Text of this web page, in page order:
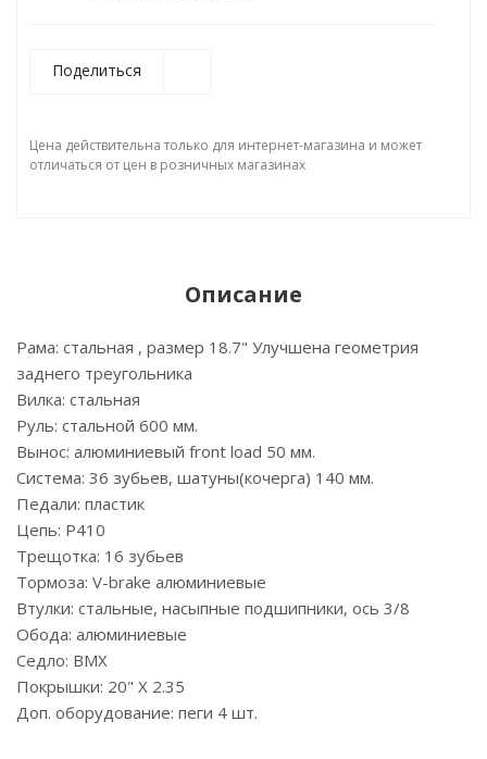
Поделиться
Цена действительна только для интернет-магазина и может
отличаться от цен в розничных магазинах
Описание
Рама: стальная , размер 18.7" Улучшена геометрия
заднего треугольника
Вилка: стальная
Руль: стальной 600 мм.
Вынос: алюминиевый front load 50 мм.
Система: 36 зубьев, шатуны(кочерга) 140 мм.
Педали: пластик
Цепь: P410
Трещотка: 16 зубьев
Тормоза: V-brake алюминиевые
Втулки: стальные, насыпные подшипники, ось 3/8
Обода: алюминиевые
Седло: BMX
Покрышки: 20" X 2.35
Доп. оборудование: пеги 4 шт.